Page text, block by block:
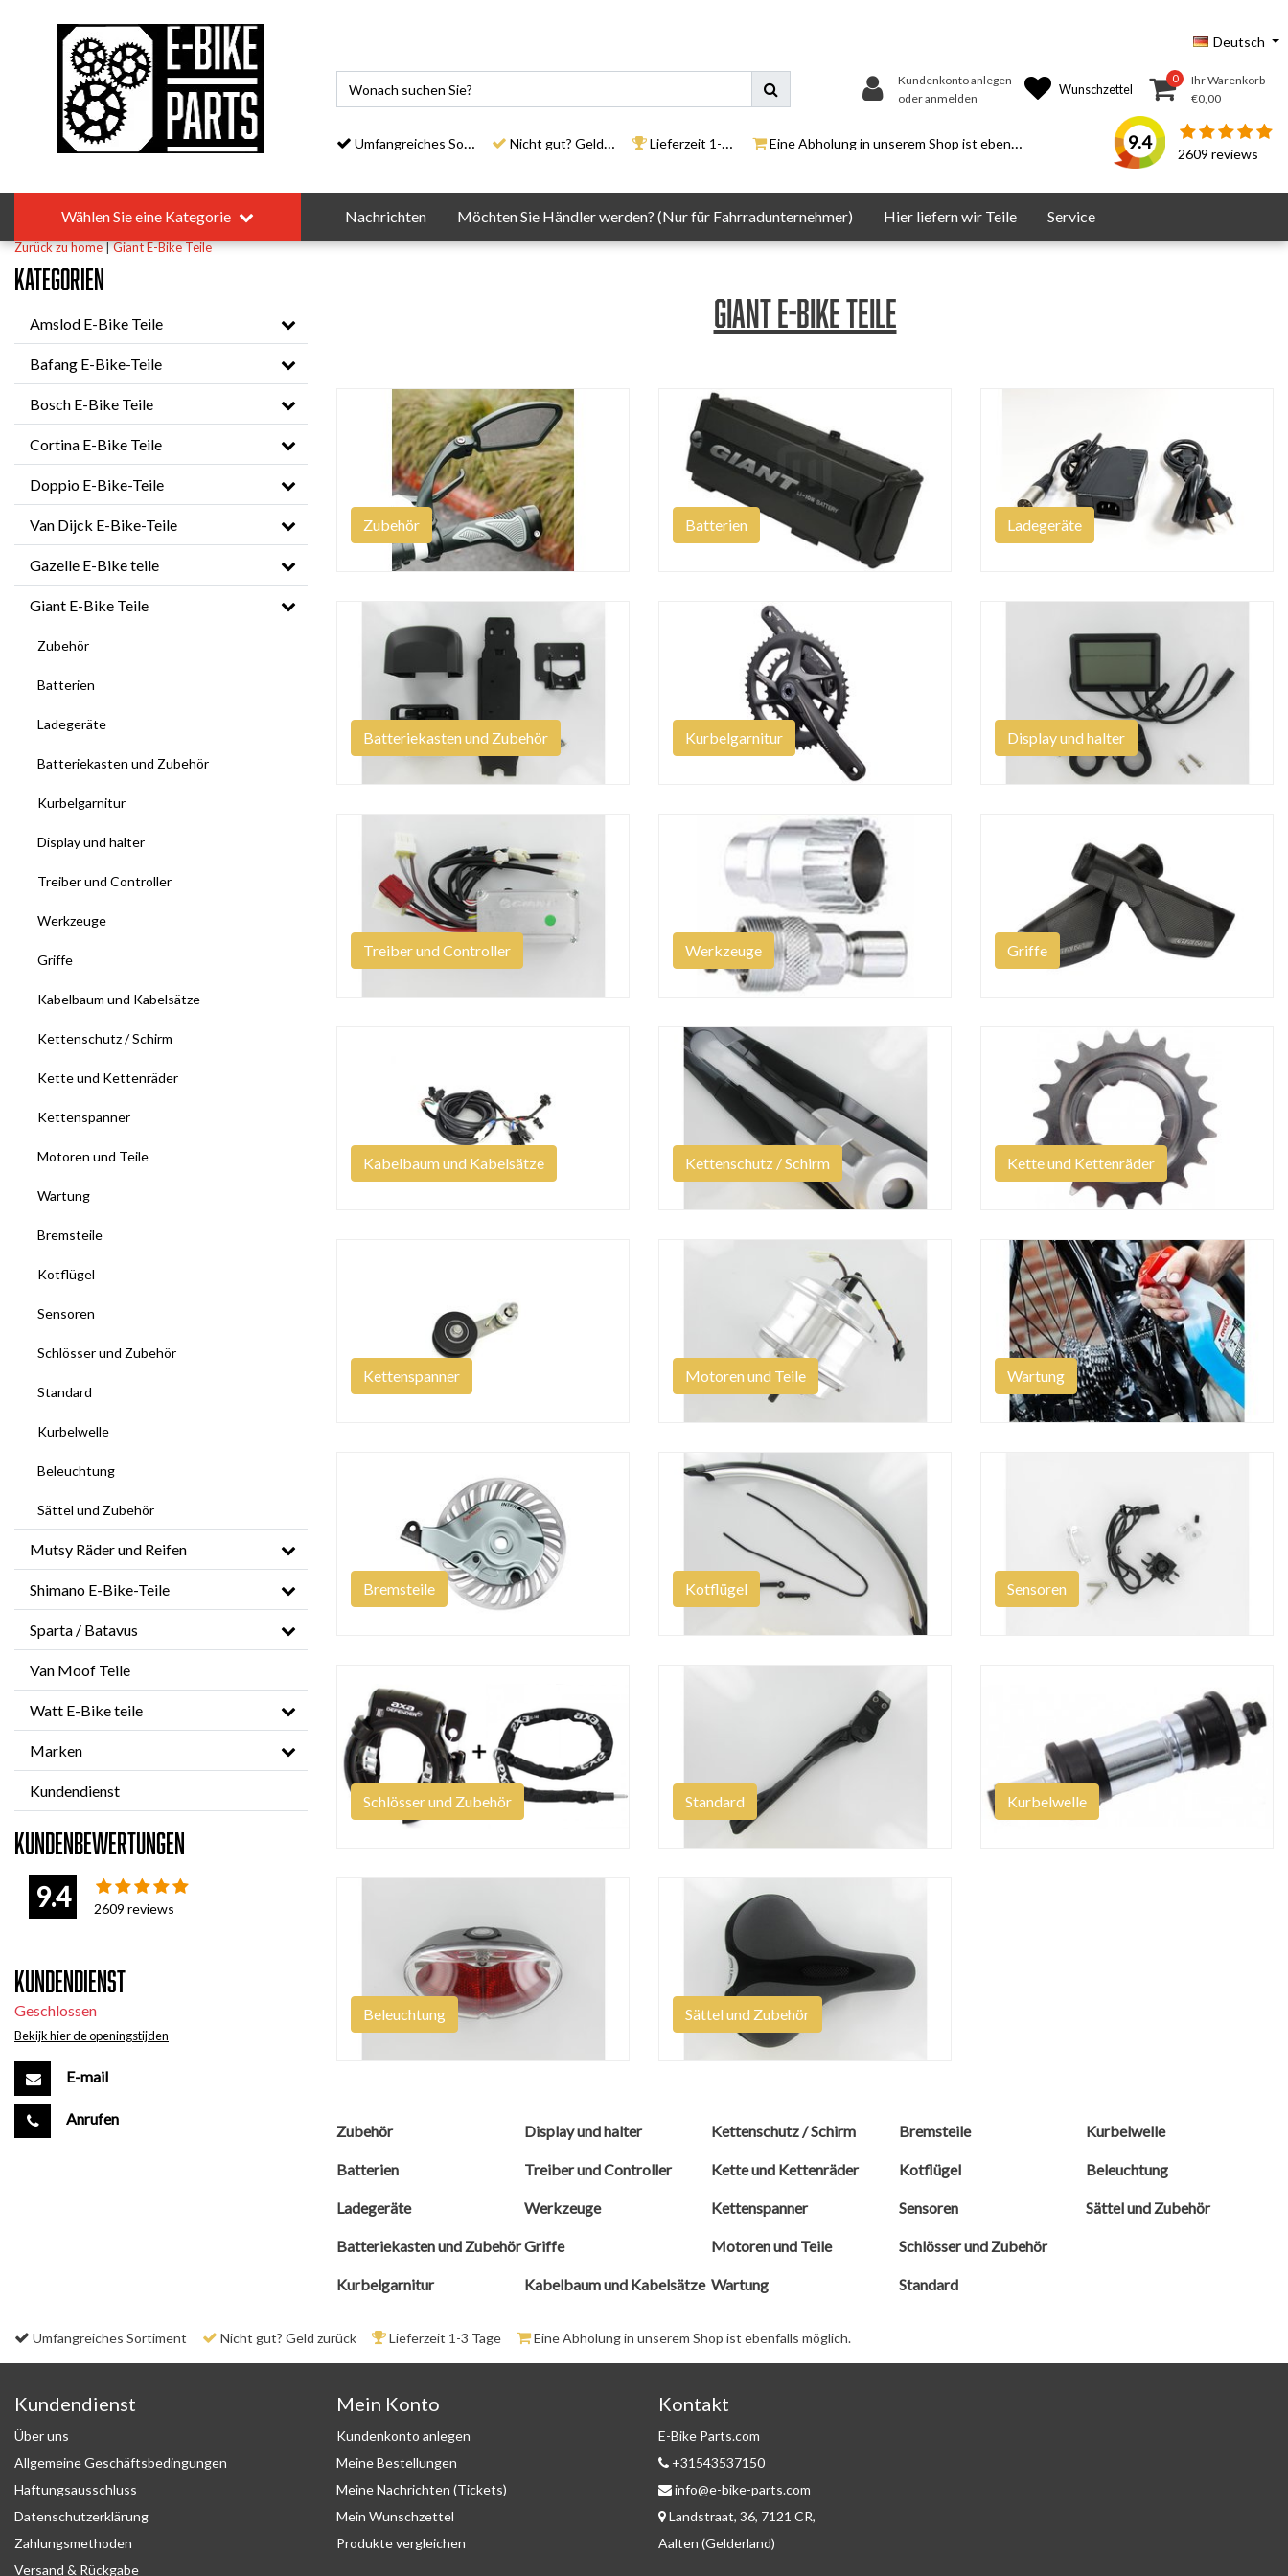
Deutsch
Kundenkonto anlegen
oder anmelden
Wunschzettel
0
Ihr Warenkorb
€0,00
Umfangreiches Sortiment Nicht gut? Geld zurück Lieferzeit 1-3 Tage Eine Abholung in unserem Shop ist ebenfalls möglich. 9.4
2609 reviews
Wählen Sie eine Kategorie Nachrichten Möchten Sie Händler werden? (Nur für Fahrradunternehmer) Hier liefern wir Teile Service
Zurück zu home|Giant E-Bike Teile
Kategorien
Amslod E-Bike Teile
Bafang E-Bike-Teile
Bosch E-Bike Teile
Cortina E-Bike Teile
Doppio E-Bike-Teile
Van Dijck E-Bike-Teile
Gazelle E-Bike teile
Giant E-Bike Teile
Zubehör
Batterien
Ladegeräte
Batteriekasten und Zubehör
Kurbelgarnitur
Display und halter
Treiber und Controller
Werkzeuge
Griffe
Kabelbaum und Kabelsätze
Kettenschutz / Schirm
Kette und Kettenräder
Kettenspanner
Motoren und Teile
Wartung
Bremsteile
Kotflügel
Sensoren
Schlösser und Zubehör
Standard
Kurbelwelle
Beleuchtung
Sättel und Zubehör
Mutsy Räder und Reifen
Shimano E-Bike-Teile
Sparta / Batavus
Van Moof Teile
Watt E-Bike teile
Marken
Kundendienst
Kundenbewertungen
9.4
2609 reviews
Kundendienst
Geschlossen
Bekijk hier de openingstijden
E-mail
Anrufen
Giant E-Bike Teile
Zubehör Batterien Ladegeräte
Batteriekasten und Zubehör Kurbelgarnitur Display und halter
Treiber und Controller Werkzeuge Griffe
Kabelbaum und Kabelsätze Kettenschutz / Schirm Kette und Kettenräder
Kettenspanner Motoren und Teile Wartung
Bremsteile Kotflügel Sensoren
Schlösser und Zubehör Standard Kurbelwelle
Beleuchtung Sättel und Zubehör
Zubehör
Batterien
Ladegeräte
Batteriekasten und Zubehör
Kurbelgarnitur
Display und halter
Treiber und Controller
Werkzeuge
Griffe
Kabelbaum und Kabelsätze
Kettenschutz / Schirm
Kette und Kettenräder
Kettenspanner
Motoren und Teile
Wartung
Bremsteile
Kotflügel
Sensoren
Schlösser und Zubehör
Standard
Kurbelwelle
Beleuchtung
Sättel und Zubehör
Umfangreiches Sortiment Nicht gut? Geld zurück Lieferzeit 1-3 Tage Eine Abholung in unserem Shop ist ebenfalls möglich.
Kundendienst
Über uns
Allgemeine Geschäftsbedingungen
Haftungsausschluss
Datenschutzerklärung
Zahlungsmethoden
Versand & Rückgabe
Mein Konto
Kundenkonto anlegen
Meine Bestellungen
Meine Nachrichten (Tickets)
Mein Wunschzettel
Produkte vergleichen
Kontakt
E-Bike Parts.com
+31543537150
info@e-bike-parts.com
Landstraat, 36, 7121 CR,
Aalten (Gelderland)